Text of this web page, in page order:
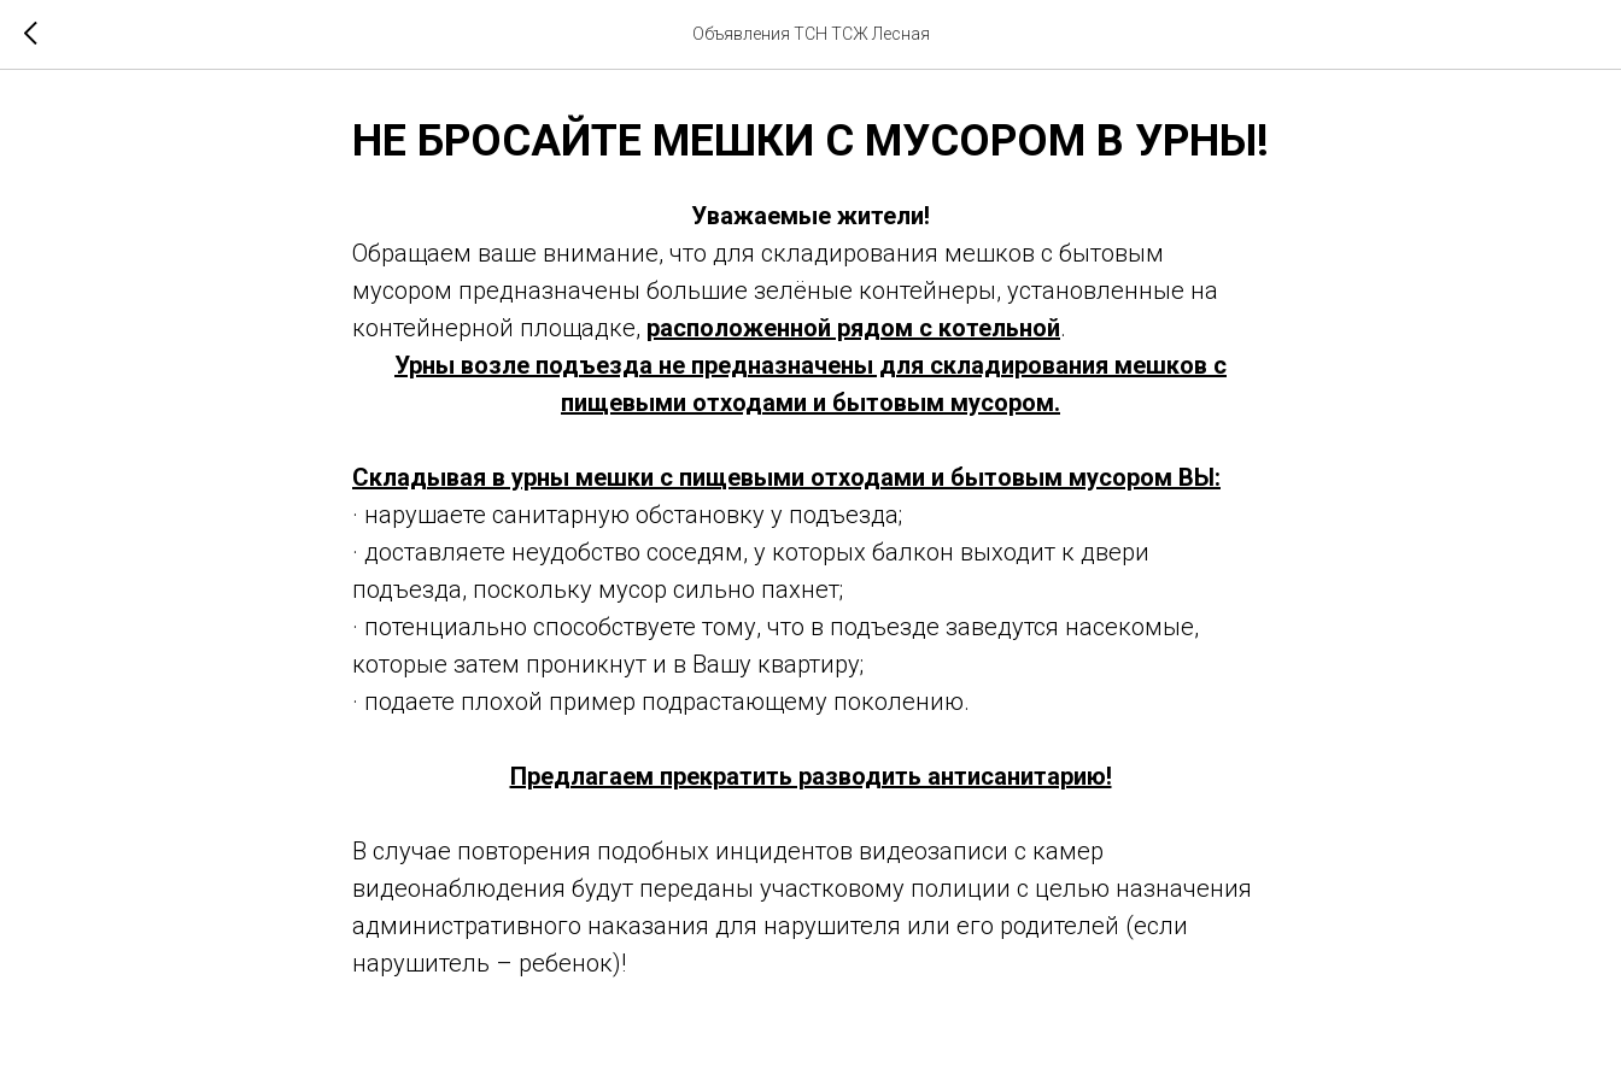
Объявления ТСН ТСЖ Лесная
НЕ БРОСАЙТЕ МЕШКИ С МУСОРОМ В УРНЫ!
Уважаемые жители!
Обращаем ваше внимание, что для складирования мешков с бытовым
мусором предназначены большие зелёные контейнеры, установленные на
контейнерной площадке, расположенной рядом с котельной.
Урны возле подъезда не предназначены для складирования мешков с
пищевыми отходами и бытовым мусором.
Складывая в урны мешки с пищевыми отходами и бытовым мусором ВЫ:
· нарушаете санитарную обстановку у подъезда;
· доставляете неудобство соседям, у которых балкон выходит к двери
подъезда, поскольку мусор сильно пахнет;
· потенциально способствуете тому, что в подъезде заведутся насекомые,
которые затем проникнут и в Вашу квартиру;
· подаете плохой пример подрастающему поколению.
Предлагаем прекратить разводить антисанитарию!
В случае повторения подобных инцидентов видеозаписи с камер
видеонаблюдения будут переданы участковому полиции с целью назначения
административного наказания для нарушителя или его родителей (если
нарушитель – ребенок)!